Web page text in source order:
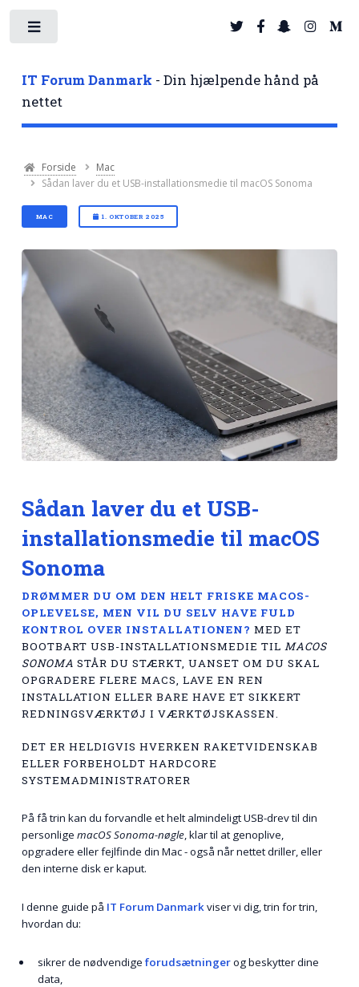
IT Forum Danmark - Din hjælpende hånd på
nettet
Forside
Mac
Sådan laver du et USB-installationsmedie til macOS Sonoma
MAC 1. OKTOBER 2025
Sådan laver du et USB-
installationsmedie til macOS
Sonoma
DRØMMER DU OM DEN HELT FRISKE MACOS-
OPLEVELSE, MEN VIL DU SELV HAVE FULD
KONTROL OVER INSTALLATIONEN? MED ET
BOOTBART USB-INSTALLATIONSMEDIE TIL MACOS
SONOMA STÅR DU STÆRKT, UANSET OM DU SKAL
OPGRADERE FLERE MACS, LAVE EN REN
INSTALLATION ELLER BARE HAVE ET SIKKERT
REDNINGSVÆRKTØJ I VÆRKTØJSKASSEN.
DET ER HELDIGVIS HVERKEN RAKETVIDENSKAB
ELLER FORBEHOLDT HARDCORE
SYSTEMADMINISTRATORER
På få trin kan du forvandle et helt almindeligt USB-drev til din
personlige macOS Sonoma-nøgle, klar til at genoplive,
opgradere eller fejlfinde din Mac - også når nettet driller, eller
den interne disk er kaput.
I denne guide på IT Forum Danmarkviser vi dig, trin for trin,
hvordan du:
sikrer de nødvendige forudsætningerog beskytter dine
data,